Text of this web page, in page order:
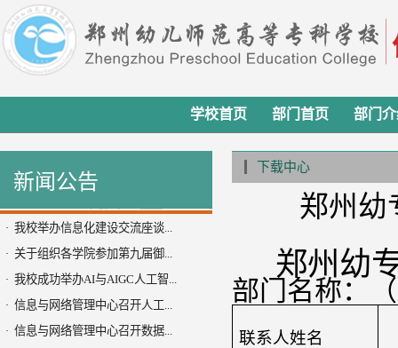
学校首页 部门首页 部门
新闻公告
· 我校举办信息化建设交流座谈...
· 关于组织各学院参加第九届御...
· 我校成功举办AI与AIGC人工智...
· 信息与网络管理中心召开人工...
· 信息与网络管理中心召开数据...
下载中心
郑州幼
郑州幼
部门名称：
联系人姓名